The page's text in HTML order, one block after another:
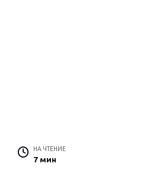
НА ЧТЕНИЕ
7 мин